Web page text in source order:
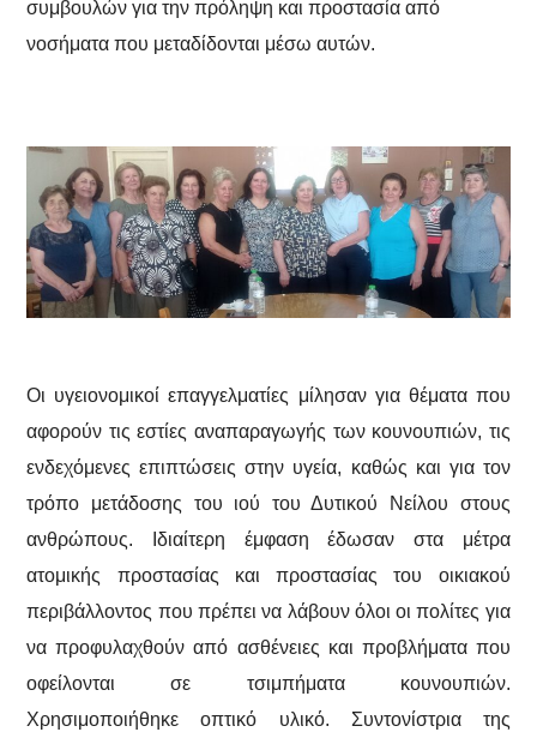
συμβουλών για την πρόληψη και προστασία από
νοσήματα που μεταδίδονται μέσω αυτών.
Οι υγειονομικοί επαγγελματίες μίλησαν για θέματα που
αφορούν τις εστίες αναπαραγωγής των κουνουπιών, τις
ενδεχόμενες επιπτώσεις στην υγεία, καθώς και για τον
τρόπο μετάδοσης του ιού του Δυτικού Νείλου στους
ανθρώπους. Ιδιαίτερη έμφαση έδωσαν στα μέτρα
ατομικής προστασίας και προστασίας του οικιακού
περιβάλλοντος που πρέπει να λάβουν όλοι οι πολίτες για
να προφυλαχθούν από ασθένειες και προβλήματα που
οφείλονται σε τσιμπήματα κουνουπιών.
Χρησιμοποιήθηκε οπτικό υλικό. Συντονίστρια της